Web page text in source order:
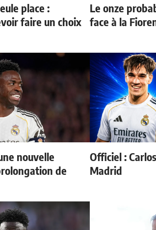
place :
faire un choix
Le onze
face à la
nouvelle
de
Officiel :
Madrid